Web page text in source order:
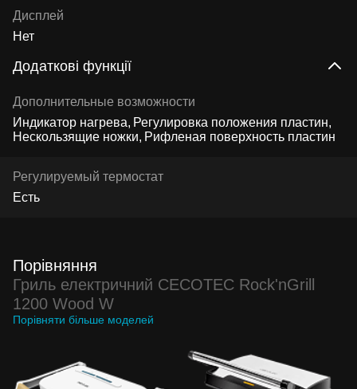
Дисплей
Нет
Додаткові функції
Дополнительные возможности
Индикатор нагрева Регулировка положения пластин
Нескользящие ножки Рифленая поверхность пластин
Регулируемый термостат
Есть
Порівняння
Гриль електричний CECOTEC Rock'nGrill
1200 Wood W
Порівняти більше моделей